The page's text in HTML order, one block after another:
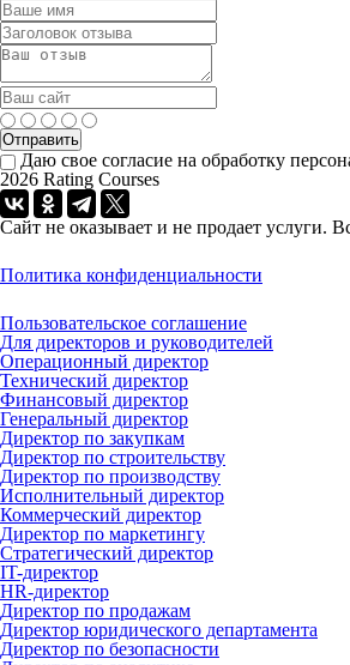
Даю свое согласие на обработку
2026 Rating Courses
Сайт не оказывает и не продает
Политика конфиденциальности
Пользовательское соглашение
Для директоров и руководителей
Операционный директор
Технический директор
Финансовый директор
Генеральный директор
Директор по закупкам
Директор по строительству
Директор по производству
Исполнительный директор
Коммерческий директор
Директор по маркетингу
Стратегический директор
IT-директор
HR-директор
Директор по продажам
Директор юридического департамента
Директор по безопасности